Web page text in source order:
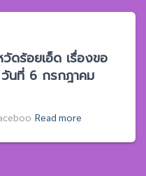
ดร้อยเอ็ด เรื่องขอ
นที่ 6 กรกฎาคม
Read more